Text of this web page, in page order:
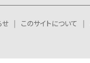
せ このサイトについて